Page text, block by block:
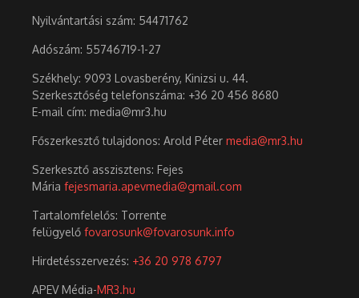
Nyilvántartási szám: 54471762
Adószám: 55746719-1-27
Székhely: 9093 Lovasberény, Kinizsi u. 44.
Szerkesztőség telefonszáma: +36 20 456 8680
E-mail cím: media@mr3.hu
Főszerkesztő tulajdonos: Arold Péter media@mr3.hu
Szerkesztő asszisztens: Fejes
Mária fejesmaria.apevmedia@gmail.com
Tartalomfelelős: Torrente
felügyelő fovarosunk@fovarosunk.info
Hirdetésszervezés: +36 20 978 6797
APEV Média-MR3.hu